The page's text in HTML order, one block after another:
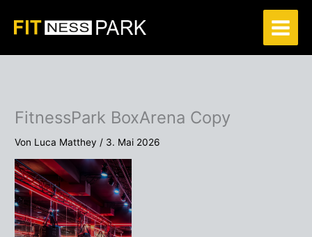
Inhalt
springen
FitnessPark BoxArena Copy
Von Luca Matthey / 3. Mai 2026